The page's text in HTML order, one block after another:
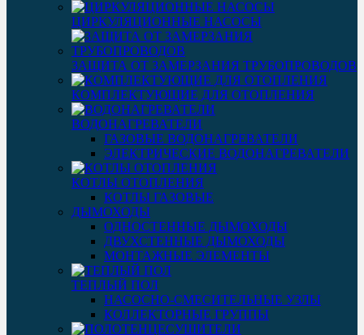
ЦИРКУЛЯЦИОННЫЕ НАСОСЫ
ЗАЩИТА ОТ ЗАМЕРЗАНИЯ ТРУБОПРОВОДОВ
КОМПЛЕКТУЮЩИЕ ДЛЯ ОТОПЛЕНИЯ
ВОДОНАГРЕВАТЕЛИ
ГАЗОВЫЕ ВОДОНАГРЕВАТЕЛИ
ЭЛЕКТРИЧЕСКИЕ ВОДОНАГРЕВАТЕЛИ
КОТЛЫ ОТОПЛЕНИЯ
КОТЛЫ ГАЗОВЫЕ
ДЫМОХОДЫ
ОДНОСТЕННЫЕ ДЫМОХОДЫ
ДВУХСТЕННЫЕ ДЫМОХОДЫ
МОНТАЖНЫЕ ЭЛЕМЕНТЫ
ТЕПЛЫЙ ПОЛ
НАСОСНО-СМЕСИТЕЛЬНЫЕ УЗЛЫ
КОЛЛЕКТОРНЫЕ ГРУППЫ